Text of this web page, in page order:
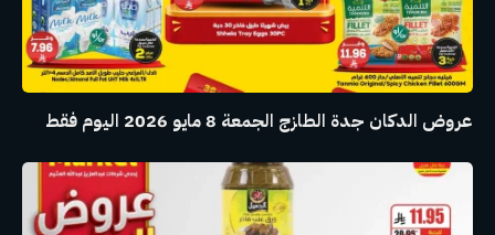
عروض الدكان جدة الطازج الجمعة 8 مايو 2026 اليوم فقط